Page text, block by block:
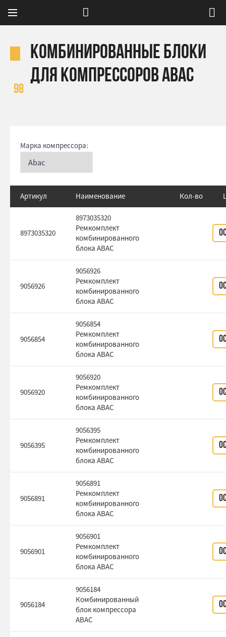
Комбинированные блоки
для компрессоров Abac
98
Марка компрессора:
Артикул Наименование Кол-во
8973035320
8973035320
Ремкомплект
комбинированного
блока ABAC
9056926
9056926
Ремкомплект
комбинированного
блока ABAC
9056854
9056854
Ремкомплект
комбинированного
блока ABAC
9056920
9056920
Ремкомплект
комбинированного
блока ABAC
9056395
9056395
Ремкомплект
комбинированного
блока ABAC
9056891
9056891
Ремкомплект
комбинированного
блока ABAC
9056901
9056901
Ремкомплект
комбинированного
блока ABAC
9056184
9056184
Комбинированный
блок компрессора
ABAC